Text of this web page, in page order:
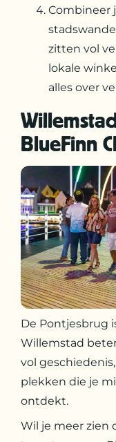
Combineer
zitten vol
lokale
alles over
BlueFinn
De Pontjesbrug
Willemstad
vol
plekken die je
ontdekt.
Wil je meer zien